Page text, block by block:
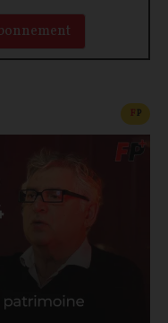
FP